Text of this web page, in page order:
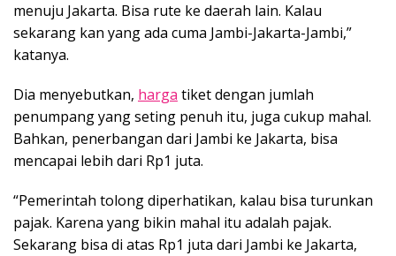
menuju Jakarta. Bisa rute ke daerah lain. Kalau
sekarang kan yang ada cuma Jambi-Jakarta-Jambi,”
katanya.
Dia menyebutkan, harga tiket dengan jumlah
penumpang yang seting penuh itu, juga cukup mahal.
Bahkan, penerbangan dari Jambi ke Jakarta, bisa
mencapai lebih dari Rp1 juta.
“Pemerintah tolong diperhatikan, kalau bisa turunkan
pajak. Karena yang bikin mahal itu adalah pajak.
Sekarang bisa di atas Rp1 juta dari Jambi ke Jakarta,